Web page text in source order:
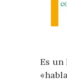
Es un